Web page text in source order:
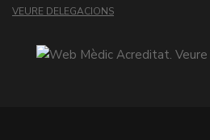
VEURE DELEGACIONS